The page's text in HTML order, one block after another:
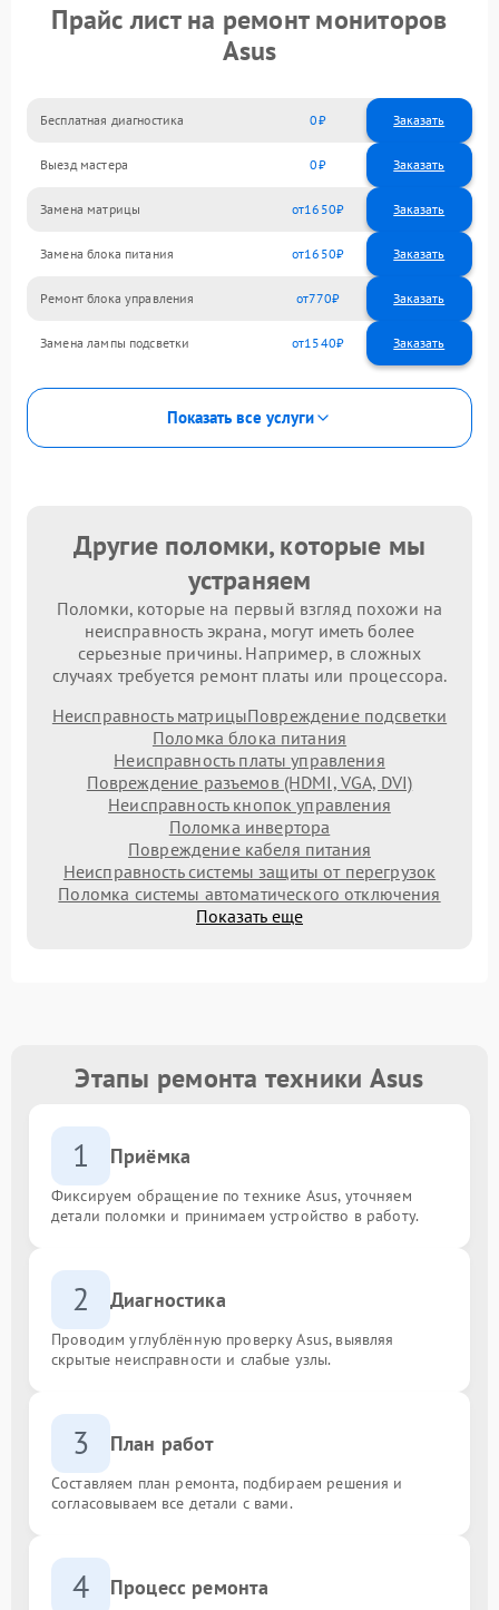
Прайс лист на ремонт мониторов
Asus
Бесплатная диагностика 0 Заказать
Выезд мастера 0 Заказать
Замена матрицы 1650
Замена блока питания 1650
Ремонт блока управления 770
Замена лампы подсветки 1540
Показать все услуги
Другие поломки, которые мы
устраняем
Поломки, которые на первый взгляд похожи на
неисправность экрана, могут иметь более
серьезные причины. Например, в сложных
случаях требуется ремонт платы или процессора.
Неисправность матрицыПовреждение подсветки
Поломка блока питания
Неисправность платы управления
Повреждение разъемов (HDMI, VGA, DVI)
Неисправность кнопок управления
Поломка инвертора
Повреждение кабеля питания
Неисправность системы защиты от перегрузок
Поломка системы автоматического отключения
Показать еще
Этапы ремонта техники Asus
1 Приёмка
Фиксируем обращение по технике Asus, уточняем
детали поломки и принимаем устройство в работу.
2 Диагностика
Проводим углублённую проверку Asus, выявляя
скрытые неисправности и слабые узлы.
3 План работ
Составляем план ремонта, подбираем решения и
согласовываем все детали с вами.
4 Процесс ремонта